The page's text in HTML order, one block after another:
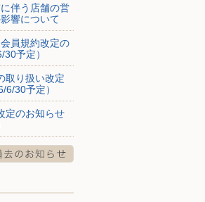
に伴う店舗の営
響について
員規約改定の
予定）
取り扱い改定
6/30予定）
定のお知らせ